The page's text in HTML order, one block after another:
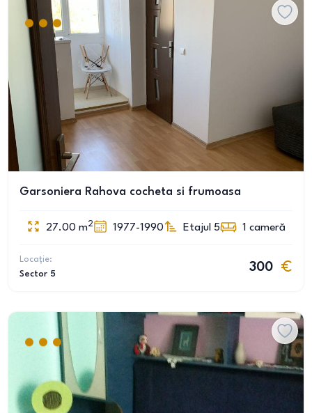
Garsoniera Rahova cocheta si frumoasa
27.00 m2 1977-1990 Etajul 5 1 cameră
Locație:
Sector 5
300